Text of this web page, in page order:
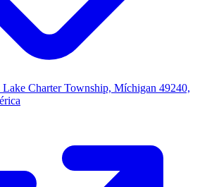
Charter Township, Míchigan 49240,